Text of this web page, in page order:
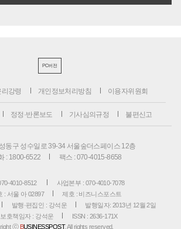
PC버전
리강령 개인정보처리방침 이용자위원회
정정·반론보도 기사심의규정 불편신고
동구 성수일로 39-34 서울숲더스페이스 12층
: 1800-6522
팩스 : 070-4015-8658
4010-8512
사업본부 : 070-4010-7078
: 서울 아 02897
제호 : 비즈니스포스트
발행·편집인 : 강석운
발행일자: 2013년 12월 2일
호책임자 : 강석운
ISSN : 2636-171X
ⓒ BUSINESSPOST. All rights reserved.